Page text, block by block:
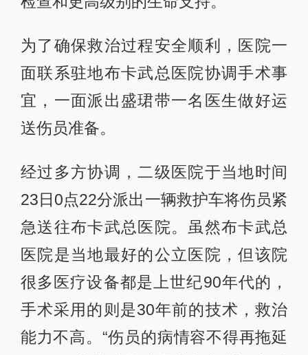
为了确保救治过程安全顺利，医院一
面联系驻地布卡武总医院协调手术事
宜，一面派出盛珺带一名医生做好运
送伤员准备。
经过多方协调，二级医院于当地时间
23日0点22分派出一辆救护车将伤员紧
急送往布卡武总医院。虽然布卡武总
医院是当地最好的公立医院，但该院
很多医疗设备都是上世纪90年代的，
手术采用的则是30年前的技术，救治
能力不高。“伤员的病情容不得再拖延